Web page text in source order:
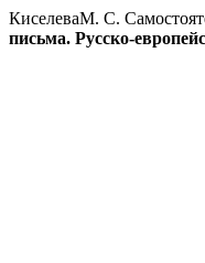
КиселеваМ. С.
письма. Русско-